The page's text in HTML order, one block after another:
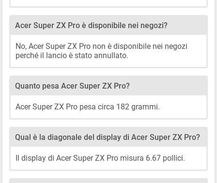
Acer Super ZX Pro è disponibile nei negozi?
No, Acer Super ZX Pro non è disponibile nei negozi
perché il lancio è stato annullato.
Quanto pesa Acer Super ZX Pro?
Acer Super ZX Pro pesa circa 182 grammi.
Qual è la diagonale del display di Acer Super ZX Pro?
Il display di Acer Super ZX Pro misura 6.67 pollici.